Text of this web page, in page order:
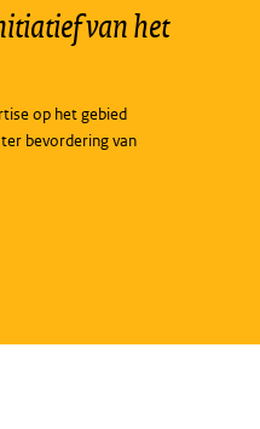
van het
op het gebied
bevordering van